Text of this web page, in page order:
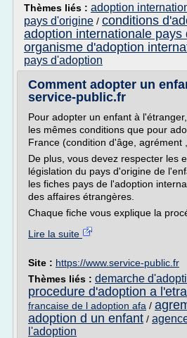
Thèmes liés : adoption
pays d'origine / conditions
adoption internationale pays
organisme d'adoption
pays d'adoption
Comment adopter un
service-public.fr
Pour adopter un enfant à
les mêmes conditions que pour
France (condition d'âge, agrément ,
De plus, vous devez respecter les
législation du pays d'origine de
les fiches pays de l'adoption
des affaires étrangères.
Chaque fiche vous explique la
Lire la suite
Site : https://www.service-public.fr
Thèmes liés : demarche
procedure d'adoption a
francaise de l adoption afa /
adoption d un enfant /
l'adoption